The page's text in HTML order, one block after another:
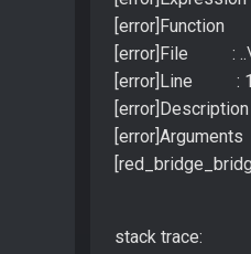
[error]Function :
[error]File :
[error]Line :
stack trace: